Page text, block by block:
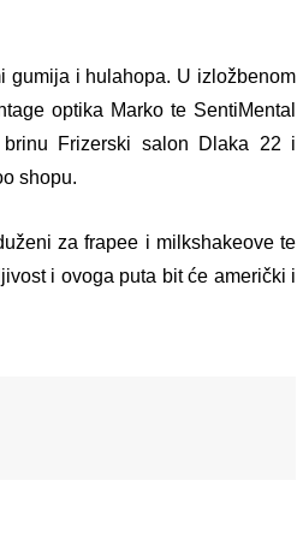
gumija i hulahopa. U izložbenom
optika Marko te SentiMental
Frizerski salon Dlaka 22 i
shopu.
za frapee i milkshakeove te
i ovoga puta bit će američki i